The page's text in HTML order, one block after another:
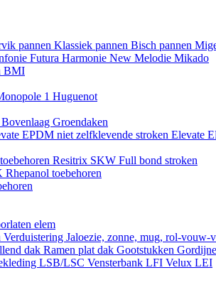
pannen Klassiek pannen Bisch pannen
Futura Harmonie New Melodie Mikado
BMI
1 Huguenot
Bovenlaag Groendaken
EPDM niet zelfklevende stroken Elevate
Resitrix SKW Full bond stroken
Rhepanol toebehoren
elem
Verduistering Jaloezie, zonne, mug, rol-vouw-
dak Ramen plat dak Gootstukken
LSB/LSC Vensterbank LFI Velux LEI